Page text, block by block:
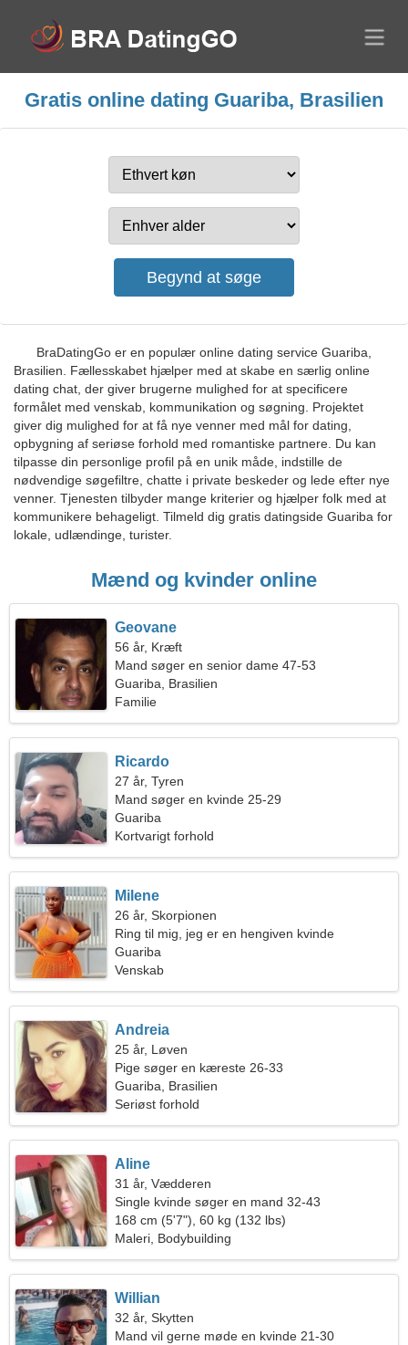
Gratis online dating Guariba, Brasilien
BraDatingGo er en populær online dating service Guariba,
Brasilien. Fællesskabet hjælper med at skabe en særlig online
dating chat, der giver brugerne mulighed for at specificere
formålet med venskab, kommunikation og søgning. Projektet
giver dig mulighed for at få nye venner med mål for dating,
opbygning af seriøse forhold med romantiske partnere. Du kan
tilpasse din personlige profil på en unik måde, indstille de
nødvendige søgefiltre, chatte i private beskeder og lede efter nye
venner. Tjenesten tilbyder mange kriterier og hjælper folk med at
kommunikere behageligt. Tilmeld dig gratis datingside Guariba for
lokale, udlændinge, turister.
Mænd og kvinder online
Geovane
56 år, Kræft
Mand søger en senior dame 47-53
Guariba, Brasilien
Familie
Ricardo
27 år, Tyren
Mand søger en kvinde 25-29
Guariba
Kortvarigt forhold
Milene
26 år, Skorpionen
Ring til mig, jeg er en hengiven kvinde
Guariba
Venskab
Andreia
25 år, Løven
Pige søger en kæreste 26-33
Guariba, Brasilien
Seriøst forhold
Aline
31 år, Vædderen
Single kvinde søger en mand 32-43
168 cm (5'7"), 60 kg (132 lbs)
Maleri, Bodybuilding
Willian
32 år, Skytten
Mand vil gerne møde en kvinde 21-30